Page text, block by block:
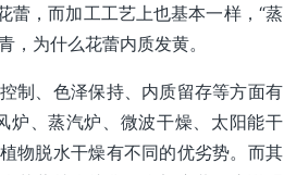
蕾，而加工工艺上也基本一样，“蒸
，为什么花蕾内质发黄。
制、色泽保持、内质留存等方面有
炉、蒸汽炉、微波干燥、太阳能干
物脱水干燥有不同的优劣势。而其